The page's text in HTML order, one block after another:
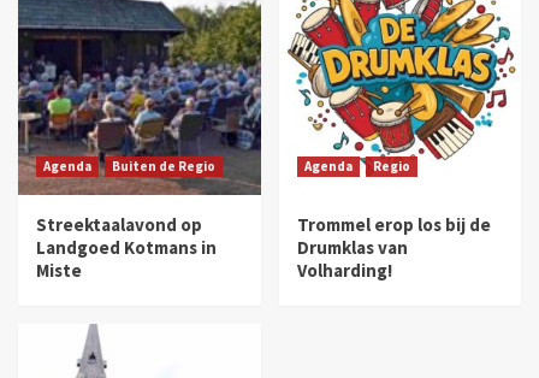
Agenda Buiten de Regio
Streektaalavond op
Landgoed Kotmans in
Miste
Agenda Regio
Trommel erop los bij de
Drumklas van
Volharding!